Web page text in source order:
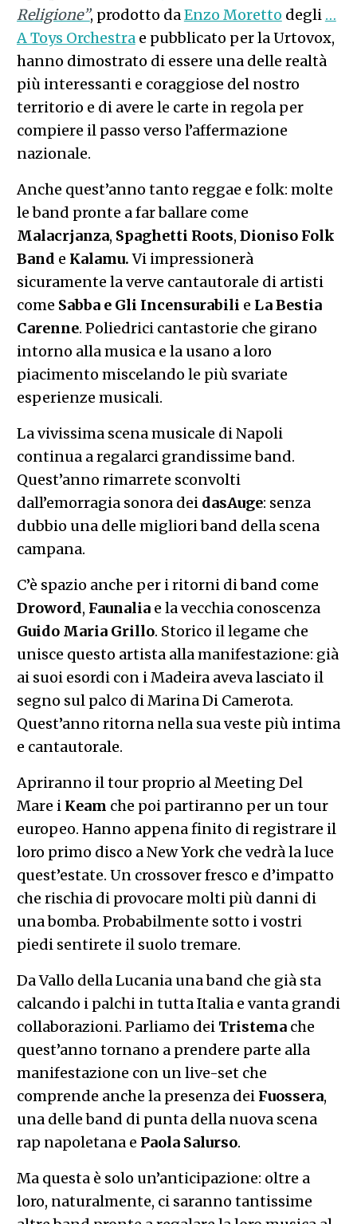
Religione”, prodotto daEnzo Moretto degli …
A Toys Orchestrae pubblicato per la Urtovox,
hanno dimostrato di essere una delle realtà
più interessanti e coraggiose del nostro
territorio e di avere le carte in regola per
compiere il passo verso l’affermazione
nazionale.
Anche quest’anno tanto reggae e folk: molte
le band pronte a far ballare come
Malacrjanza, Spaghetti Roots, Dioniso Folk
Band e Kalamu.Vi impressionerà
sicuramente la verve cantautorale di artisti
come Sabba e Gli Incensurabili e La Bestia
Carenne. Poliedrici cantastorie che girano
intorno alla musica e la usano a loro
piacimento miscelando le più svariate
esperienze musicali.
La vivissima scena musicale di Napoli
continua a regalarci grandissime band.
Quest’anno rimarrete sconvolti
dall’emorragia sonora dei dasAuge: senza
dubbio una delle migliori band della scena
campana.
C’è spazio anche per i ritorni di band come
Droword, Faunaliae la vecchia conoscenza
Guido Maria Grillo. Storico il legame che
unisce questo artista alla manifestazione: già
ai suoi esordi con i Madeira aveva lasciato il
segno sul palco di Marina Di Camerota.
Quest’anno ritorna nella sua veste più intima
e cantautorale.
Apriranno il tour proprio al Meeting Del
Mare i Keam che poi partiranno per un tour
europeo. Hanno appena finito di registrare il
loro primo disco a New York che vedrà la luce
quest’estate. Un crossover fresco e d’impatto
che rischia di provocare molti più danni di
una bomba. Probabilmente sotto i vostri
piedi sentirete il suolo tremare.
Da Vallo della Lucania una band che già sta
calcando i palchi in tutta Italia e vanta grandi
collaborazioni. Parliamo dei Tristemache
quest’anno tornano a prendere parte alla
manifestazione con un live-set che
comprende anche la presenza dei Fuossera,
una delle band di punta della nuova scena
rap napoletana e Paola Salurso.
Ma questa è solo un’anticipazione: oltre a
loro, naturalmente, ci saranno tantissime